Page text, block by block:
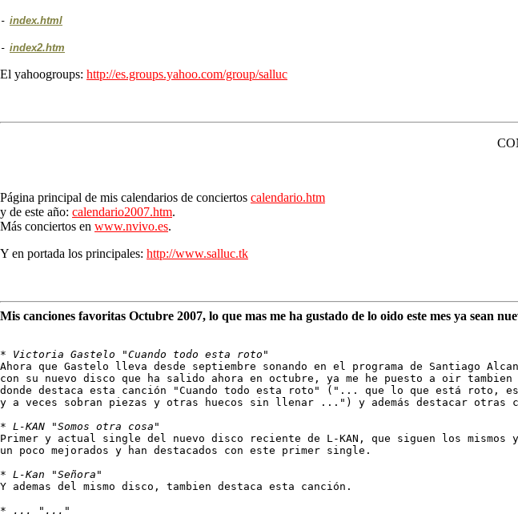
- index.html
- index2.htm
El yahoogroups: http://es.groups.yahoo.com/group/salluc
Página principal de mis calendarios de conciertos calendario.htm
y de este año: calendario2007.htm.
Más conciertos en www.nvivo.es.
Y en portada los principales: http://www.salluc.tk
Mis canciones favoritas Octubre 2007, lo que mas me ha gustado de lo oido este mes ya sean
* Victoria Gastelo "Cuando todo esta roto"
Ahora que Gastelo lleva desde septiembre sonando en el programa de Santiago
con su nuevo disco que ha salido ahora en octubre, ya me he puesto a oir
donde destaca esta canción "Cuando todo esta roto" ("... que lo que está roto,
y a veces sobran piezas y otras huecos sin llenar ...") y además destacar otras
* L-KAN "Somos otra cosa"
Primer y actual single del nuevo disco reciente de L-KAN, que siguen los
un poco mejorados y han destacados con este primer single.
* L-Kan "Señora"
Y ademas del mismo disco, tambien destaca esta canción.
*
... "..."